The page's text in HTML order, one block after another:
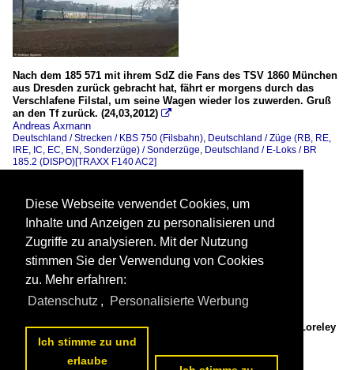
Nach dem 185 571 mit ihrem SdZ die Fans des TSV 1860 München
aus Dresden zurück gebracht hat, fährt er morgens durch das
Verschlafene Filstal, um seine Wagen wieder los zuwerden. Gruß
an den Tf zurück. (24,03,2012) 
Andreas Axmann
Deutschland / Strecken / KBS 750 (Filsbahn), Deutschland / Züge (RB, RE,
IRE, IC, EC, EN, Sonderzüge) / Sonderzüge, Deutschland / E-Loks / BR
185.2 (DISPO)[TRAXX F140 AC2]
203 306 mit weiteren Fahrzeugen der Netz Instandhaltung [Loreley
Blitz 711 206] durch Ebersbach/Fils in Richtung Stuttgart.
Andreas Axmann
Diese Webseite verwendet Cookies, um
Inhalte und Anzeigen zu personalisieren und
Zugriffe zu analysieren. Mit der Nutzung
stimmen Sie der Verwendung von Cookies
zu. Mehr erfahren:
Datenschutz , Personalisierte Werbung
Ich stimme zu und
erlaube